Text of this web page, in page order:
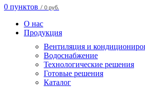
0 пунктов / 0 руб.
О нас
Продукция
Вентиляция и
Водоснабжение
Технологические решения
Готовые решения
Каталог